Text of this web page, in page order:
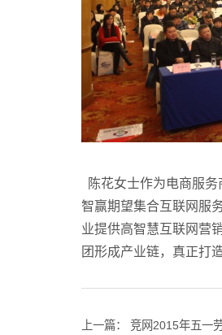
陈花女士作为电商服务
智赢期望集合互联网服
业提供高智慧互联网营
团形成产业链，真正打
上一篇：
竞网2015年五一